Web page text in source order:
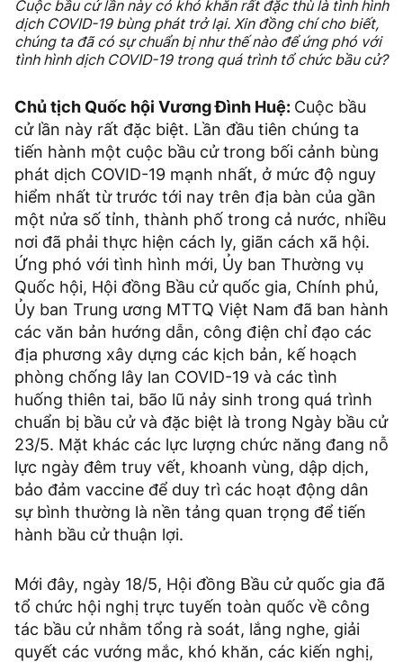
Cuộc bầu cử lần này có khó khăn rất đặc thù là tình hình
dịch COVID-19 bùng phát trở lại. Xin đồng chí cho biết,
chúng ta đã có sự chuẩn bị như thế nào để ứng phó với
tình hình dịch COVID-19 trong quá trình tổ chức bầu cử?
Chủ tịch Quốc hội Vương Đình Huệ: Cuộc bầu
cử lần này rất đặc biệt. Lần đầu tiên chúng ta
tiến hành một cuộc bầu cử trong bối cảnh bùng
phát dịch COVID-19 mạnh nhất, ở mức độ nguy
hiểm nhất từ trước tới nay trên địa bàn của gần
một nửa số tỉnh, thành phố trong cả nước, nhiều
nơi đã phải thực hiện cách ly, giãn cách xã hội.
Ứng phó với tình hình mới, Ủy ban Thường vụ
Quốc hội, Hội đồng Bầu cử quốc gia, Chính phủ,
Ủy ban Trung ương MTTQ Việt Nam đã ban hành
các văn bản hướng dẫn, công điện chỉ đạo các
địa phương xây dựng các kịch bản, kế hoạch
phòng chống lây lan COVID-19 và các tình
huống thiên tai, bão lũ nảy sinh trong quá trình
chuẩn bị bầu cử và đặc biệt là trong Ngày bầu cử
23/5. Mặt khác các lực lượng chức năng đang nỗ
lực ngày đêm truy vết, khoanh vùng, dập dịch,
bảo đảm vaccine để duy trì các hoạt động dân
sự bình thường là nền tảng quan trọng để tiến
hành bầu cử thuận lợi.
Mới đây, ngày 18/5, Hội đồng Bầu cử quốc gia đã
tổ chức hội nghị trực tuyến toàn quốc về công
tác bầu cử nhằm tổng rà soát, lắng nghe, giải
quyết các vướng mắc, khó khăn, các kiến nghị,